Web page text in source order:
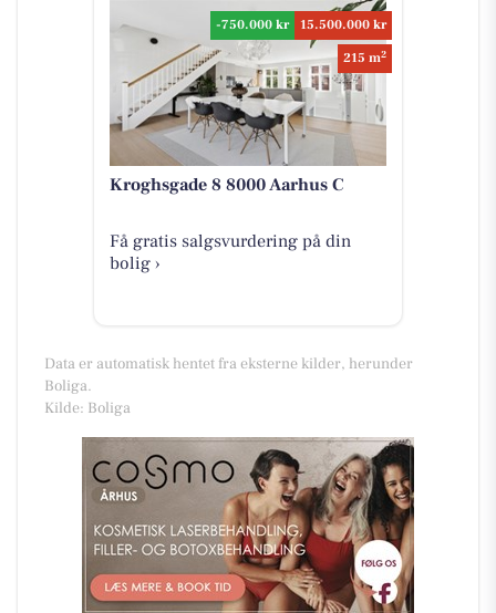
-750.000 kr
15.500.000 kr
215 m2
Kroghsgade 8 8000 Aarhus C
Få gratis salgsvurdering på din
bolig ›
Data er automatisk hentet fra eksterne kilder, herunder
Boliga.
Kilde: Boliga